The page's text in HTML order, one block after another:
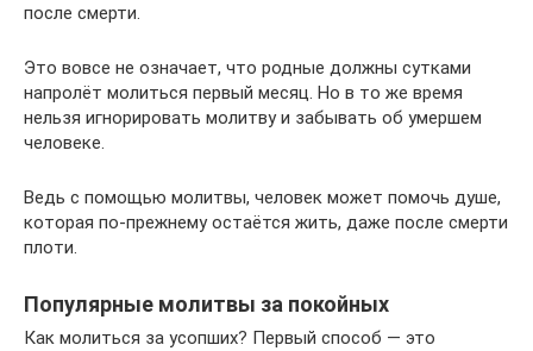
после смерти.
Это вовсе не означает, что родные должны сутками
напролёт молиться первый месяц. Но в то же время
нельзя игнорировать молитву и забывать об умершем
человеке.
Ведь с помощью молитвы, человек может помочь душе,
которая по-прежнему остаётся жить, даже после смерти
плоти.
Популярные молитвы за покойных
Как молиться за усопших? Первый способ — это